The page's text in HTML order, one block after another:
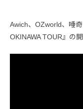
Awich、OZworld、唾
OKINAWA TOUR』の